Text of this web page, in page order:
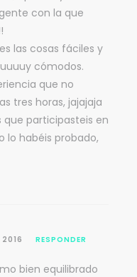
con la que
las cosas fáciles y
cómodos.
que no
tres horas, jajajaja
que participasteis en
lo habéis probado,
RESPONDER
bien equilibrado